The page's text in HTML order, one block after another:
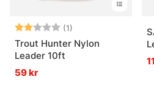
Betyg: (1)
2.0 utav 5 stjärnor
Trout Hunter Nylon
Leader 10ft
59 kr